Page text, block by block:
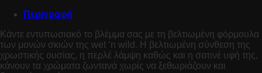
Περιγραφή
Κάντε εντυπωσιακό το βλέμμα σας με τη βελτιωμένη φόρμουλα
των μονών σκιών της wet ‘n wild. Η βελτιωμένη σύνθεση της
χρωστικής ουσίας, η περλέ λάμψη καθώς και η σατινέ υφή της,
κάνουν τα χρώματα ζωντανά χωρίς να ξεθωριάζουν και